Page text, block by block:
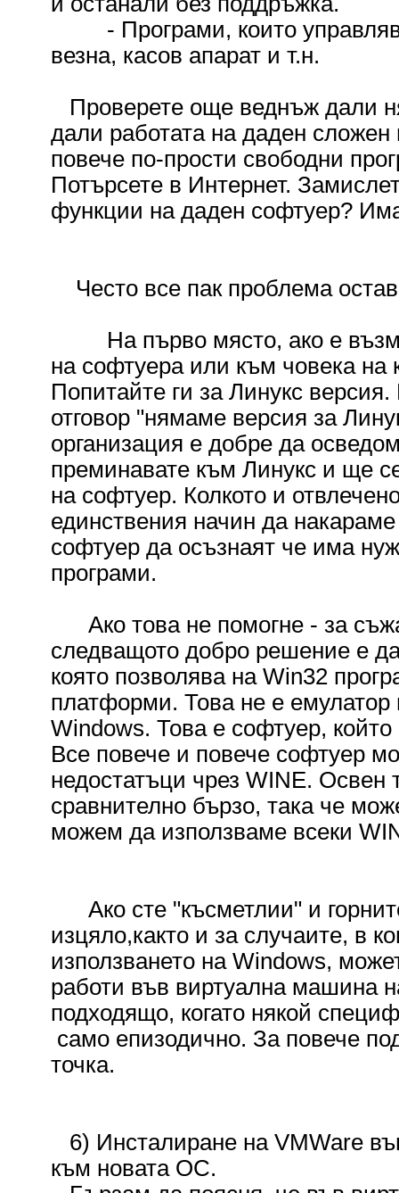
- Програми, които
везна, касов апарат и т.н.
Проверете още веднъж дали
дали работата на даден
повече по-прости свободни
Потърсете в Интернет.
функции на даден софтуер?
Често все пак проблема
На първо място, ако е
на софтуера или към човека на
Попитайте ги за Линукс
отговор "нямаме версия за
организация е добре да
преминавате към Линукс и ще
на софтуер. Колкото и
единствения начин да
софтуер да осъзнаят че има
програми.
Ако това не помогне - за
следващото добро решение е
която позволява на Win32
платформи. Това не е
Windows. Това е софтуер,
Все повече и повече софтуер
недостатъци чрез WINE. Освен
сравнително бързо, така че
можем да използваме всеки
Ако сте "късметлии" и
изцяло,както и за случаите, в
използването на Windows,
работи във виртуална машина
подходящо, когато някой
само епизодично. За повече
точка.
6) Инсталиране на VMWare
към новата ОС.